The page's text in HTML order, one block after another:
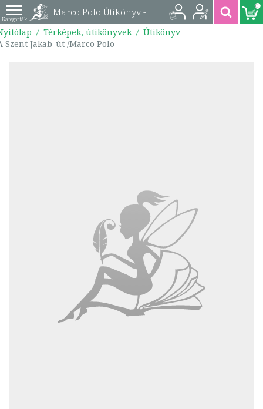
Marco Polo Útikönyv -
A Szent Jakab-út
0
Térképek, útikönyvek
Útikönyv
Szent Jakab-út /Marco Polo